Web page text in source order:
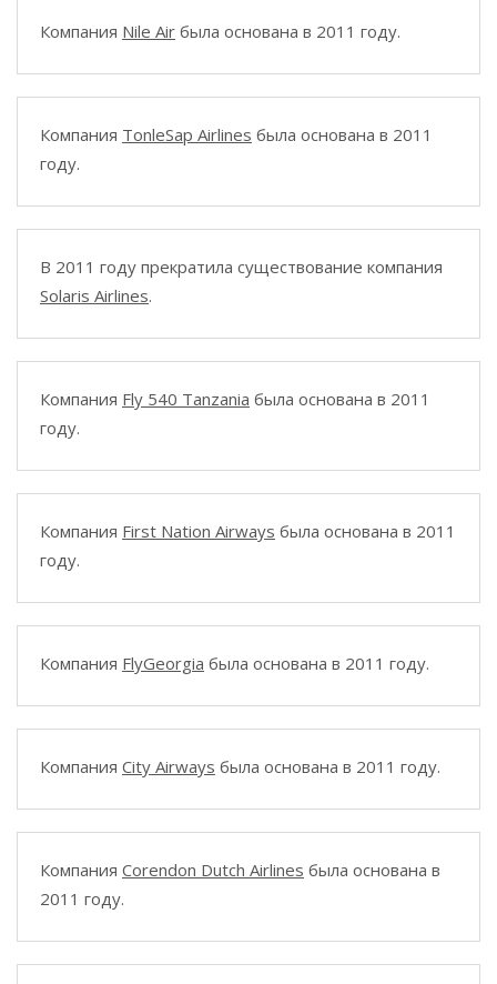
Компания Nile Air была основана в 2011 году.
Компания TonleSap Airlines была основана в 2011
году.
В 2011 году прекратила существование компания
Solaris Airlines.
Компания Fly 540 Tanzania была основана в 2011
году.
Компания First Nation Airways была основана в 2011
году.
Компания FlyGeorgia была основана в 2011 году.
Компания City Airways была основана в 2011 году.
Компания Corendon Dutch Airlines была основана в
2011 году.